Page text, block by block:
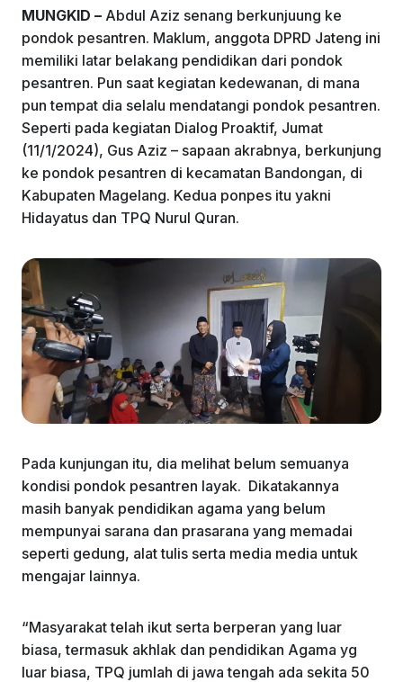
o
o
k
n p
p
m
MUNGKID – Abdul Aziz senang berkunjuung ke
pondok pesantren. Maklum, anggota DPRD Jateng ini
memiliki latar belakang pendidikan dari pondok
pesantren. Pun saat kegiatan kedewanan, di mana
pun tempat dia selalu mendatangi pondok pesantren.
Seperti pada kegiatan Dialog Proaktif, Jumat
(11/1/2024), Gus Aziz – sapaan akrabnya, berkunjung
ke pondok pesantren di kecamatan Bandongan, di
Kabupaten Magelang. Kedua ponpes itu yakni
Hidayatus dan TPQ Nurul Quran.
Pada kunjungan itu, dia melihat belum semuanya
kondisi pondok pesantren layak. Dikatakannya
masih banyak pendidikan agama yang belum
mempunyai sarana dan prasarana yang memadai
seperti gedung, alat tulis serta media media untuk
mengajar lainnya.
“Masyarakat telah ikut serta berperan yang luar
biasa, termasuk akhlak dan pendidikan Agama yg
luar biasa, TPQ jumlah di jawa tengah ada sekita 50